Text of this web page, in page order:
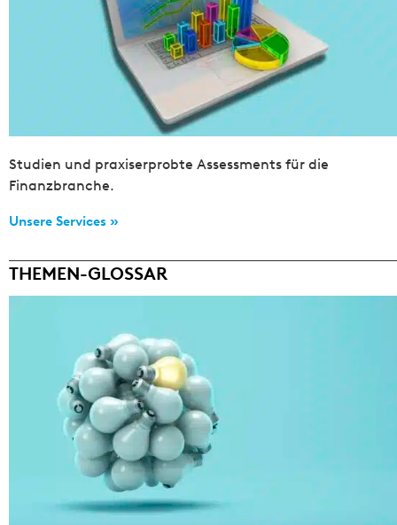
Studien und praxiserprobte Assessments für die
Finanzbranche.
Unsere Services »
THEMEN-GLOSSAR